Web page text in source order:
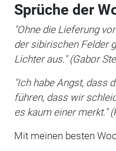
Sprüche der
"Ohne die Lieferung
der sibirischen Felder
Lichter aus." (Gabor
"Ich habe Angst, dass
führen, dass wir
es kaum einer merkt."
Mit meinen besten